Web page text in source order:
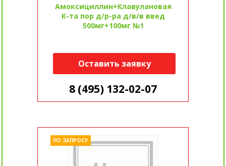
Амоксициллин+Клавулановая
К-та пор д/р-ра д/в/в введ
500мг+100мг №1
Оставить заявку
8 (495) 132-02-07
ПО ЗАПРОСУ